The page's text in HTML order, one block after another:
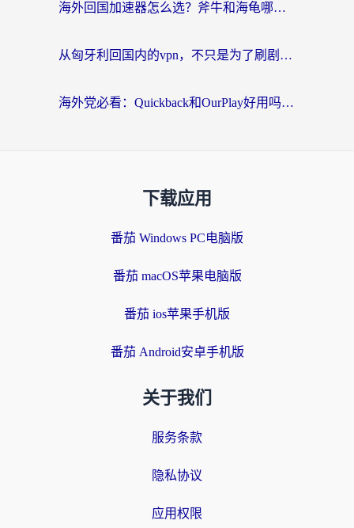
海外回国加速器怎么选？斧牛和海龟哪个好？一篇帮你避开坑的实用指南
从匈牙利回国内的vpn，不只是为了刷剧那么简单
海外党必看：Quickback和OurPlay好用吗？3分钟选对回国加速器，无缝刷剧玩游戏
下载应用
番茄 Windows PC电脑版
番茄 macOS苹果电脑版
番茄 ios苹果手机版
番茄 Android安卓手机版
关于我们
服务条款
隐私协议
应用权限